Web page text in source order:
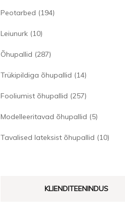
Peotarbed (194)
Leiunurk (10)
Õhupallid (287)
Trükipildiga õhupallid (14)
Fooliumist õhupallid (257)
Modelleeritavad õhupallid (5)
Tavalised lateksist õhupallid (10)
KLIENDITEENINDUS